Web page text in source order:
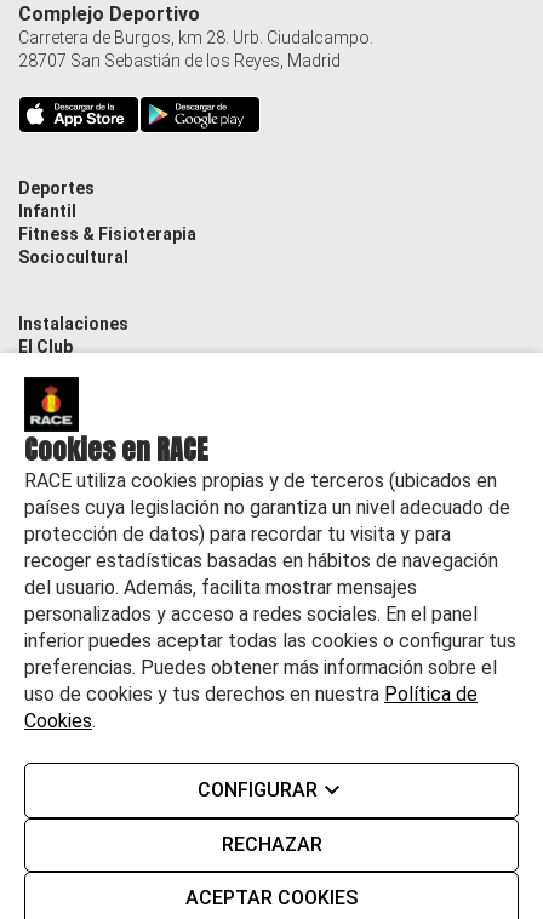
Cookies en RACE
RACE utiliza cookies propias y de terceros (ubicados en
países cuya legislación no garantiza un nivel adecuado de
protección de datos) para recordar tu visita y para
recoger estadísticas basadas en hábitos de navegación
del usuario. Además, facilita mostrar mensajes
personalizados y acceso a redes sociales. En el panel
inferior puedes aceptar todas las cookies o configurar tus
preferencias. Puedes obtener más información sobre el
uso de cookies y tus derechos en nuestra Política de
Cookies.
CONFIGURAR
RECHAZAR
ACEPTAR COOKIES
Deportes
Infantil
Fitness & Fisioterapia
Sociocultural
Instalaciones
El Club
Actualidad
Complejo Deportivo
Carretera de Burgos, km 28. Urb. Ciudalcampo.
28707 San Sebastián de los Reyes, Madrid
Política de calidad y medioambiente
Política de Privacidad
©2026 RACE Todos los derechos reservados